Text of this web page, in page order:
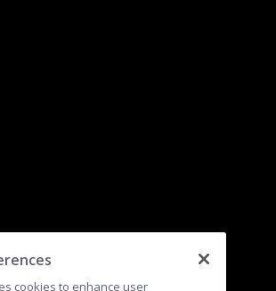
cookies to enhance user